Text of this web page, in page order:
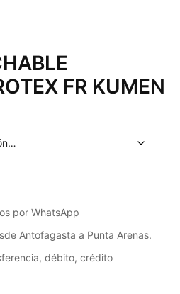
FR KUMEN
por WhatsApp
Antofagasta a Punta Arenas.
débito, crédito